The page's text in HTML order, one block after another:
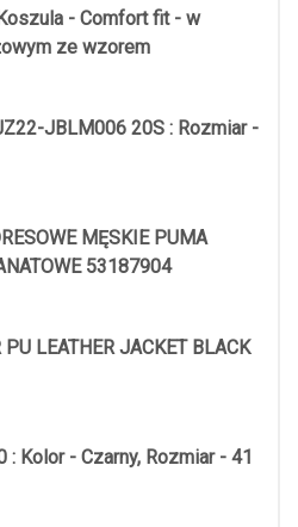
- Comfort fit - w
ze wzorem
JBLM006 20S : Rozmiar -
MĘSKIE PUMA
53187904
PU LEATHER JACKET BLACK
: Kolor - Czarny, Rozmiar - 41